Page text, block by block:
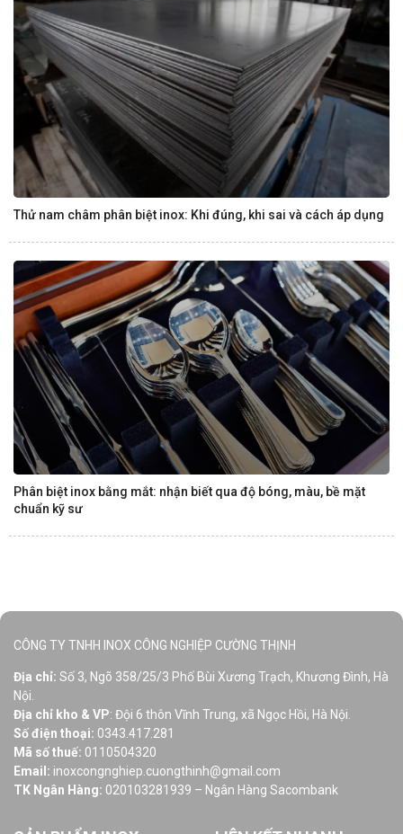
Thử nam châm phân biệt inox: Khi đúng, khi sai và cách áp dụng
Phân biệt inox bằng mắt: nhận biết qua độ bóng, màu, bề mặt
chuẩn kỹ sư
CÔNG TY TNHH INOX CÔNG NGHIỆP CƯỜNG THỊNH
Địa chỉ: Số 3, Ngõ 358/25/3 Phố Bùi Xương Trạch, Khương Đình, Hà
Nội.
Địa chỉ kho & VP: Đội 6 thôn Vĩnh Trung, xã Ngọc Hồi, Hà Nội.
Số điện thoại: 0343.417.281
Mã số thuế: 0110504320
Email: inoxcongnghiep.cuongthinh@gmail.com
TK Ngân Hàng: 020103281939 – Ngân Hàng Sacombank